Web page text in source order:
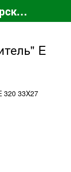
Магазин Киево-Печерской Лавры
E